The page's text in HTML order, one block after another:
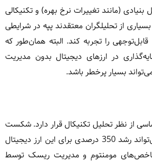
بنیادی (مانند تغییرات نرخ بهره) و تکنیکالی
از تحلیلگران معتقدند پپه در شرایطی
را تجربه کند. البته همان‌طور که
در ارزهای دیجیتال بدون مدیریت
بسیار پرخطر باشد.
از نظر تحلیل تکنیکال قرار دارد. شکست
مقاومت‌های کلیدی می‌تواند رشد 350 درصدی برای این ارز دیجیتال
مومنتوم و مدیریت ریسک توسط